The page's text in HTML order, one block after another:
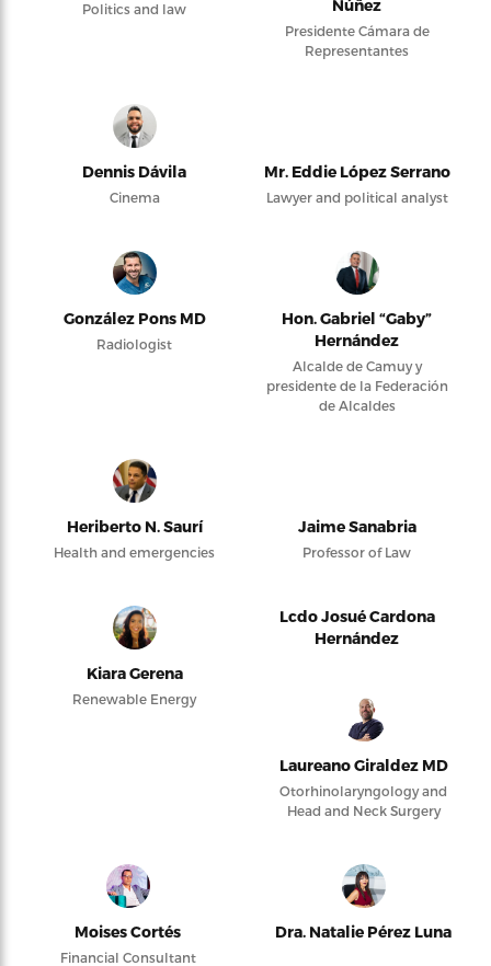
Politics and law Núñez
Presidente Cámara de
Representantes
Dennis Dávila
Cinema
Mr. Eddie López Serrano
Lawyer and political analyst
González Pons MD
Radiologist
Hon. Gabriel “Gaby”
Hernández
Alcalde de Camuy y
presidente de la Federación
de Alcaldes
Heriberto N. Saurí
Health and emergencies
Jaime Sanabria
Professor of Law
Kiara Gerena
Renewable Energy
Lcdo Josué Cardona
Hernández
Laureano Giraldez MD
Otorhinolaryngology and
Head and Neck Surgery
Moises Cortés
Financial Consultant
Dra. Natalie Pérez Luna